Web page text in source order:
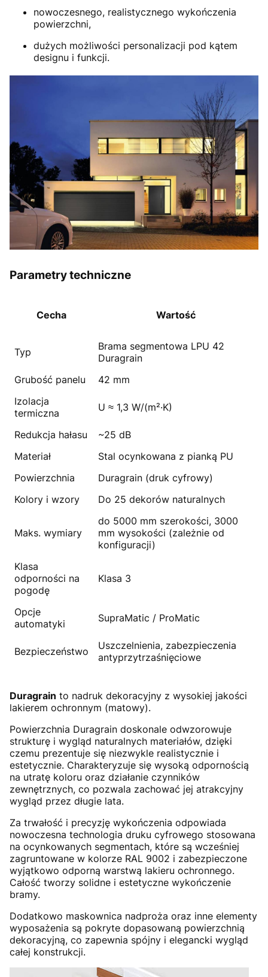
nowoczesnego, realistycznego wykończenia
powierzchni,
dużych możliwości personalizacji pod kątem
designu i funkcji.
Parametry techniczne
Cecha Wartość
Typ
Brama segmentowa LPU 42
Duragrain
Grubość panelu
42 mm
Izolacja
termiczna
U ≈ 1,3 W/(m²·K)
Redukcja hałasu
~25 dB
Materiał
Stal ocynkowana z pianką PU
Powierzchnia
Duragrain (druk cyfrowy)
Kolory i wzory
Do 25 dekorów naturalnych
Maks. wymiary
do 5000 mm szerokości, 3000
mm wysokości (zależnie od
konfiguracji)
Klasa
odporności na
pogodę
Klasa 3
Opcje
automatyki
SupraMatic / ProMatic
Bezpieczeństwo
Uszczelnienia, zabezpieczenia
antyprzytrzaśnięciowe
Duragrain to nadruk dekoracyjny z wysokiej jakości
lakierem ochronnym (matowy).
Powierzchnia Duragrain doskonale odwzorowuje
strukturę i wygląd naturalnych materiałów, dzięki
czemu prezentuje się niezwykle realistycznie i
estetycznie. Charakteryzuje się wysoką odpornością
na utratę koloru oraz działanie czynników
zewnętrznych, co pozwala zachować jej atrakcyjny
wygląd przez długie lata.
Za trwałość i precyzję wykończenia odpowiada
nowoczesna technologia druku cyfrowego stosowana
na ocynkowanych segmentach, które są wcześniej
zagruntowane w kolorze RAL 9002 i zabezpieczone
wyjątkowo odporną warstwą lakieru ochronnego.
Całość tworzy solidne i estetyczne wykończenie
bramy.
Dodatkowo maskownica nadproża oraz inne elementy
wyposażenia są pokryte dopasowaną powierzchnią
dekoracyjną, co zapewnia spójny i elegancki wygląd
całej konstrukcji.